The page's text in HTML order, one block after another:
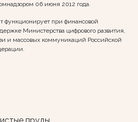
06 июня 2012 года.
функционирует при финансовой
Министерства цифрового развития,
и массовых коммуникаций Российской